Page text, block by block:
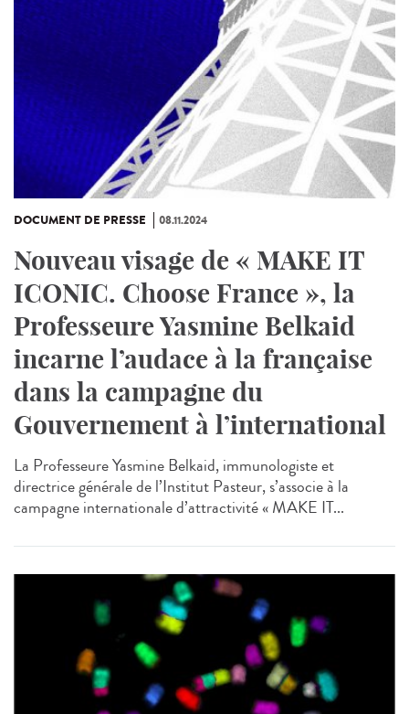
DOCUMENT DE PRESSE 08.11.2024
Nouveau visage de « MAKE IT
ICONIC. Choose France », la
Professeure Yasmine Belkaid
incarne l’audace à la française
dans la campagne du
Gouvernement à l’international
La Professeure Yasmine Belkaid, immunologiste et
directrice générale de l’Institut Pasteur, s’associe à la
campagne internationale d’attractivité « MAKE IT...